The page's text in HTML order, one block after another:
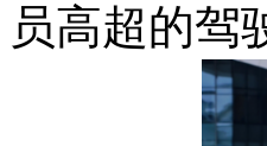
员高超的驾